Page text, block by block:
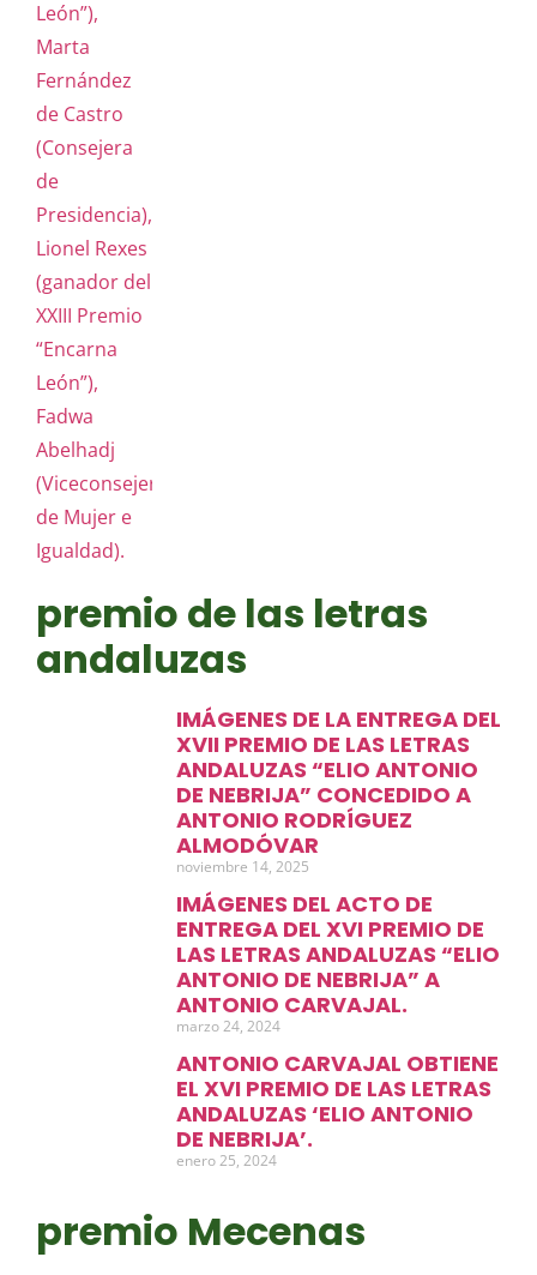
premio de las letras
andaluzas
IMÁGENES DE LA ENTREGA DEL
XVII PREMIO DE LAS LETRAS
ANDALUZAS “ELIO ANTONIO
DE NEBRIJA” CONCEDIDO A
ANTONIO RODRÍGUEZ
ALMODÓVAR
noviembre 14, 2025
IMÁGENES DEL ACTO DE
ENTREGA DEL XVI PREMIO DE
LAS LETRAS ANDALUZAS “ELIO
ANTONIO DE NEBRIJA” A
ANTONIO CARVAJAL.
marzo 24, 2024
ANTONIO CARVAJAL OBTIENE
EL XVI PREMIO DE LAS LETRAS
ANDALUZAS ‘ELIO ANTONIO
DE NEBRIJA’.
enero 25, 2024
premio Mecenas